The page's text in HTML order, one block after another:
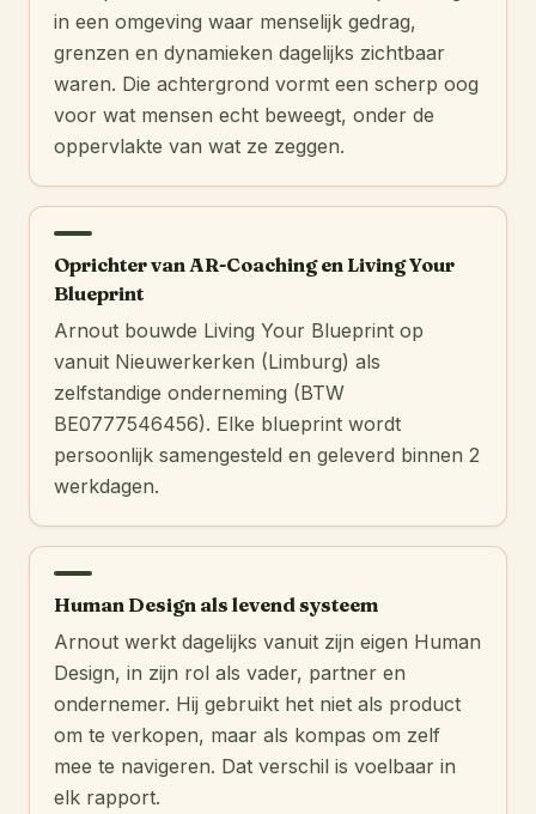
in een omgeving waar menselijk gedrag,
grenzen en dynamieken dagelijks zichtbaar
waren. Die achtergrond vormt een scherp oog
voor wat mensen echt beweegt, onder de
oppervlakte van wat ze zeggen.
Oprichter van AR-Coaching en Living Your
Blueprint
Arnout bouwde Living Your Blueprint op
vanuit Nieuwerkerken (Limburg) als
zelfstandige onderneming (BTW
BE0777546456). Elke blueprint wordt
persoonlijk samengesteld en geleverd binnen 2
werkdagen.
Human Design als levend systeem
Arnout werkt dagelijks vanuit zijn eigen Human
Design, in zijn rol als vader, partner en
ondernemer. Hij gebruikt het niet als product
om te verkopen, maar als kompas om zelf
mee te navigeren. Dat verschil is voelbaar in
elk rapport.